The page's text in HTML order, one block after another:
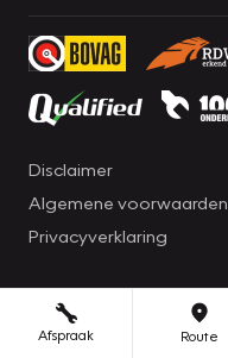
Afspraak Route
Disclaimer
Algemene voorwaarden
Privacyverklaring